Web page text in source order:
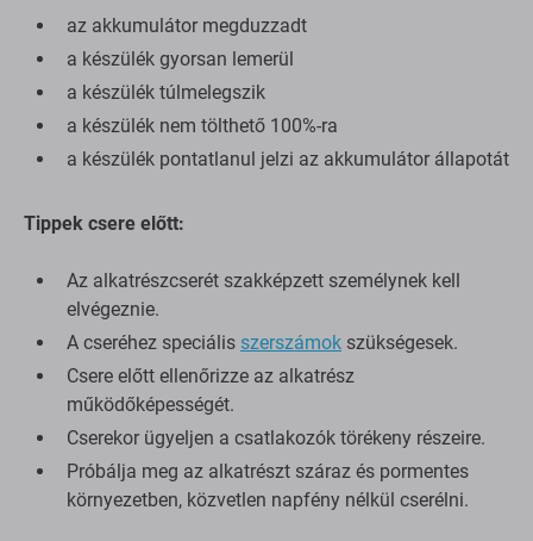
az akkumulátor megduzzadt
a készülék gyorsan lemerül
a készülék túlmelegszik
a készülék nem tölthető 100%-ra
a készülék pontatlanul jelzi az akkumulátor állapotát
Tippek csere előtt:
Az alkatrészcserét szakképzett személynek kell
elvégeznie.
A cseréhez speciális szerszámok szükségesek.
Csere előtt ellenőrizze az alkatrész
működőképességét.
Cserekor ügyeljen a csatlakozók törékeny részeire.
Próbálja meg az alkatrészt száraz és pormentes
környezetben, közvetlen napfény nélkül cserélni.